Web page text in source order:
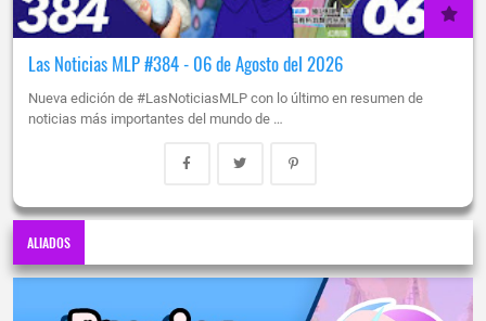
Las Noticias MLP #384 - 06 de Agosto del 2026
Nueva edición de #LasNoticiasMLP con lo último en resumen de
noticias más importantes del mundo de …
ALIADOS